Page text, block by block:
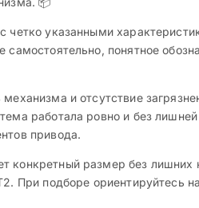
указанными
понятное
и отсутствие
работала ровно и без
привода.
размер без лишних
При подборе ориентируйтесь